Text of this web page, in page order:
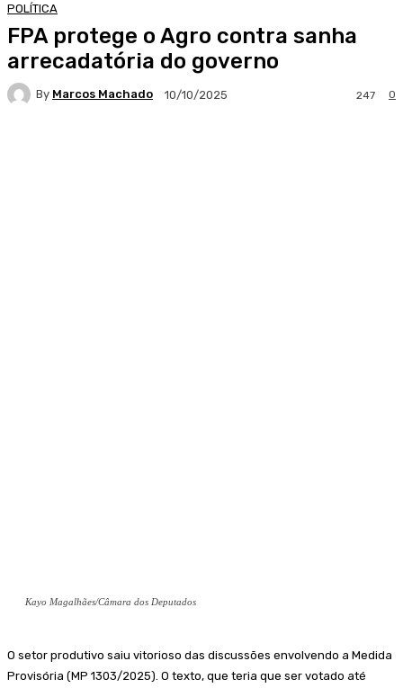
POLÍTICA
FPA protege o Agro contra sanha
arrecadatória do governo
By Marcos Machado 10/10/2025 0
247
Kayo Magalhães/Câmara dos Deputados
O setor produtivo saiu vitorioso das discussões envolvendo a Medida
Provisória (MP 1303/2025). O texto, que teria que ser votado até